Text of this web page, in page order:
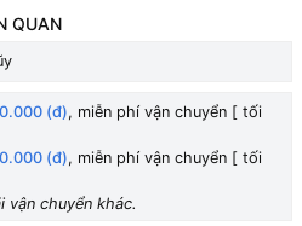
QUAN
(đ), miễn phí vận chuyển [ tối
(đ), miễn phí vận chuyển [ tối
vận chuyển khác.